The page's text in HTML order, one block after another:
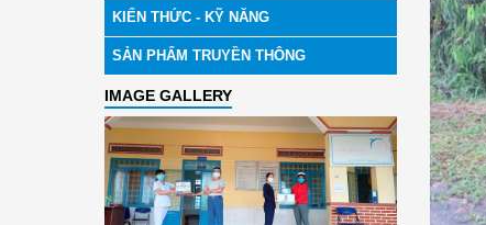
KIẾN THỨC - KỸ NĂNG
SẢN PHẨM TRUYỀN THÔNG
IMAGE GALLERY